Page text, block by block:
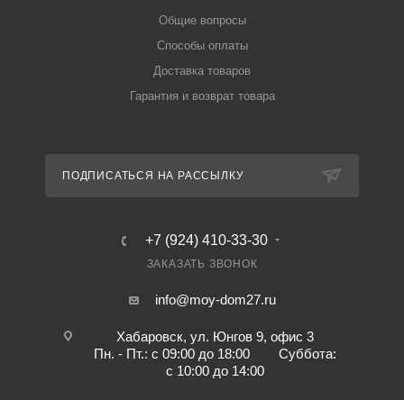
Общие вопросы
Способы оплаты
Доставка товаров
Гарантия и возврат товара
ПОДПИСАТЬСЯ НА РАССЫЛКУ
+7 (924) 410-33-30
ЗАКАЗАТЬ ЗВОНОК
info@moy-dom27.ru
Хабаровск, ул. Юнгов 9, офис 3
Пн. - Пт.: с 09:00 до 18:00 Суббота:
с 10:00 до 14:00